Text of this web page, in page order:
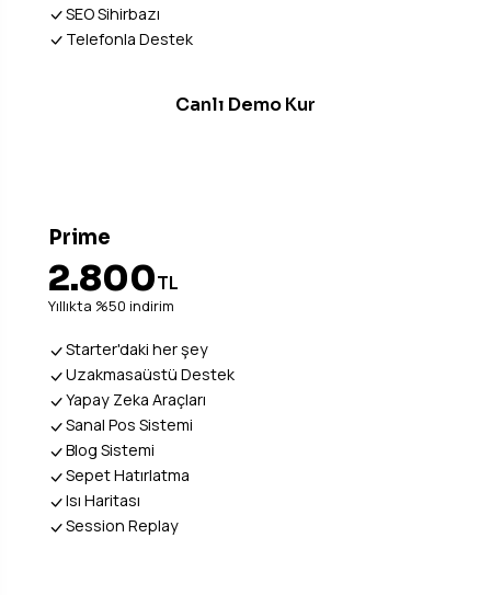
SEO Sihirbazı
Telefonla Destek
Canlı Demo Kur
Prime
2.800TL
Yıllıkta %50 indirim
Starter'daki her şey
Uzakmasaüstü Destek
Yapay Zeka Araçları
Sanal Pos Sistemi
Blog Sistemi
Sepet Hatırlatma
Isı Haritası
Session Replay